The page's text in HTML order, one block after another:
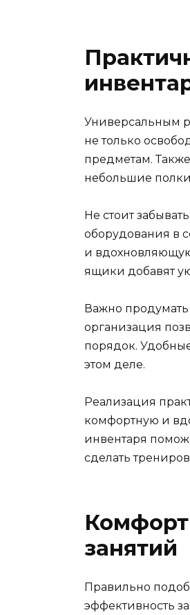
Универсальным
не только
предметам.
небольшие
Не стоит
оборудования в
и
ящики добавят
Важно продумать
организация
порядок.
этом деле.
Реализация
комфортную и
инвентаря
сделать
занятий
Правильно
эффективность